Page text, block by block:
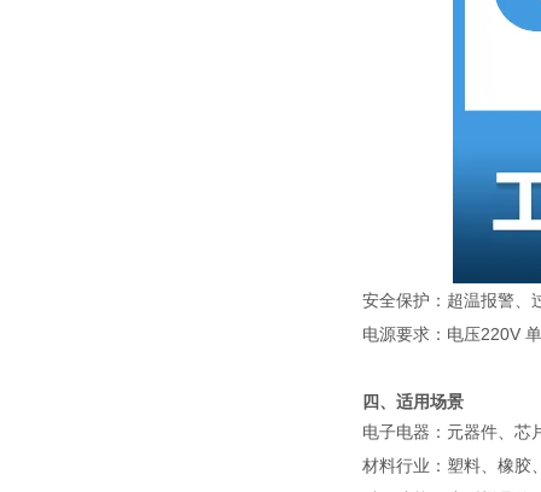
安全保护 ：超温报警
电源要求 ：电压220V
四、适用场景
电子电器：元器件、芯
材料行业：塑料、橡胶